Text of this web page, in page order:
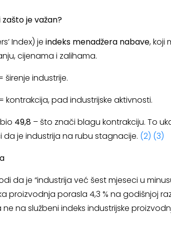
zašto je važan?
Index) je indeks menadžera nabave, koji
cijenama i zalihama.
širenje industrije.
kontrakcija, pad industrijske aktivnosti.
49,8 – što znači blagu kontrakciju. To
da je industrija na rubu stagnacije. (2) (3)
da je “industrija već šest mjeseci u
proizvodnja porasla 4,3 % na godišnjoj
na službeni indeks industrijske